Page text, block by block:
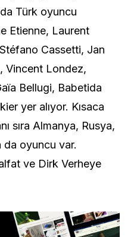
Türk oyuncu
Etienne, Laurent
Cassetti, Jan
Vincent Londez,
Bellugi, Babetida
yer alıyor. Kısaca
sıra Almanya, Rusya,
oyuncu var.
ve Dirk Verheye